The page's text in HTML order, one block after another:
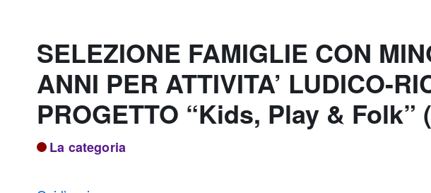
SELEZIONE FAMIGLIE CON
ANNI PER ATTIVITA’ LUDICO-
PROGETTO “Kids, Play & Folk”
La categoria